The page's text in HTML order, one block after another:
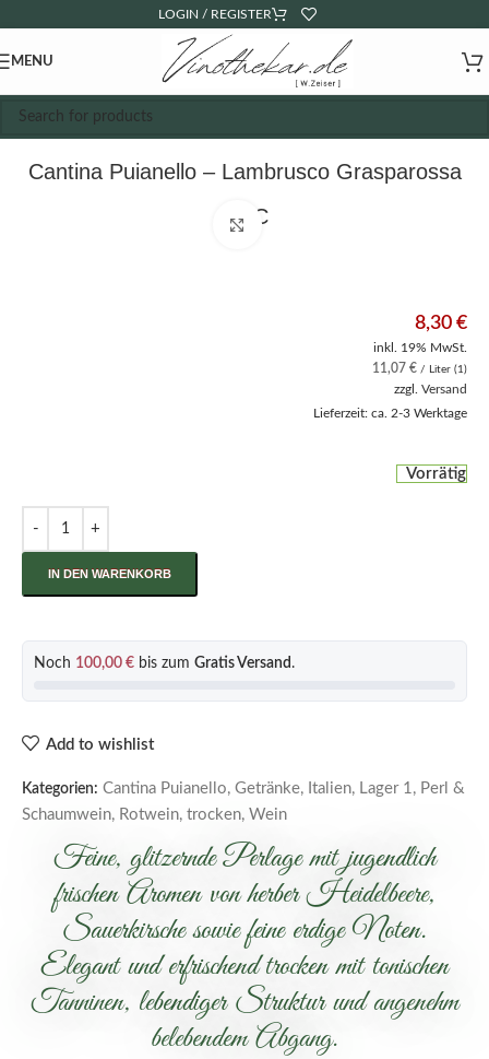
LOGIN / REGISTER
MENU
Cantina Puianello – Lambrusco Grasparossa
DOCClick to enlarge
8,30 €
inkl. 19% MwSt.
11,07 € / Liter (1)
zzgl. Versand
Lieferzeit: ca. 2-3 Werktage
Vorrätig
IN DEN WARENKORB
Noch 100,00 € bis zum Gratis Versand .
Add to wishlist
Kategorien: Cantina Puianello, Getränke, Italien, Lager 1, Perl &
Schaumwein, Rotwein, trocken, Wein
Feine, glitzernde Perlage mit jugendlich
frischen Aromen von herber Heidelbeere,
Sauerkirsche sowie feine erdige Noten.
Elegant und erfrischend trocken mit tonischen
Tanninen, lebendiger Struktur und angenehm
belebendem Abgang.